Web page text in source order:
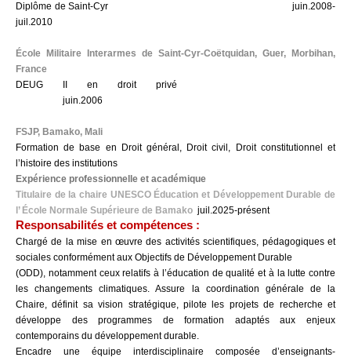
Diplôme de Saint-Cyr juin.2008-
juil.2010
École Militaire Interarmes de Saint-Cyr-Coëtquidan, Guer, Morbihan,
France
DEUG II en droit privé
juin.2006
FSJP, Bamako, Mali
Formation de base en Droit général, Droit civil, Droit constitutionnel et
l’histoire des institutions
Expérience professionnelle et académique
Titulaire de la chaire UNESCO Éducation et Développement Durable de
l’ École Normale Supérieure de Bamako juil.2025-présent
Responsabilités et compétences :
Chargé de la mise en œuvre des activités scientifiques, pédagogiques et
sociales conformément aux Objectifs de Développement Durable
(ODD), notamment ceux relatifs à l’éducation de qualité et à la lutte contre
les changements climatiques. Assure la coordination générale de la
Chaire, définit sa vision stratégique, pilote les projets de recherche et
développe des programmes de formation adaptés aux enjeux
contemporains du développement durable.
Encadre une équipe interdisciplinaire composée d’enseignants-